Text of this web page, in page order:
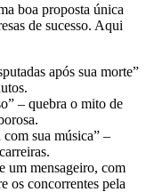
boa proposta única
de sucesso. Aqui
após sua morte”
– quebra o mito de
sua música” –
um mensageiro, com
os concorrentes pela